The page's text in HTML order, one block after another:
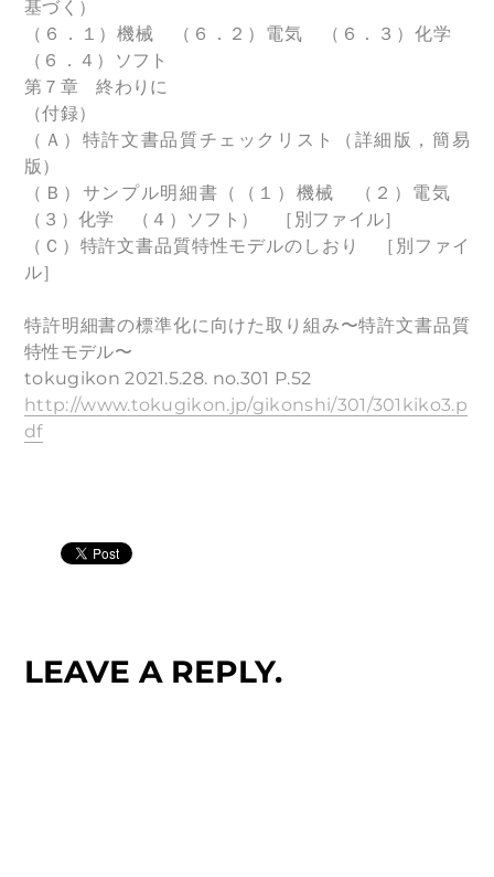
基づく）
（６．１）機械 （６．２）電気 （６．３）化学
（６．４）ソフト
第７章 終わりに
（付録）
（Ａ）特許文書品質チェックリスト（詳細版，簡易
版）
（Ｂ）サンプル明細書（（１）機械 （２）電気
（３）化学 （４）ソフト） ［別ファイル］
（Ｃ）特許文書品質特性モデルのしおり ［別ファイ
ル］
特許明細書の標準化に向けた取り組み〜特許文書品質
特性モデル〜
tokugikon 2021.5.28. no.301 P.52
http://www.tokugikon.jp/gikonshi/301/301kiko3.p
df
LEAVE A REPLY.